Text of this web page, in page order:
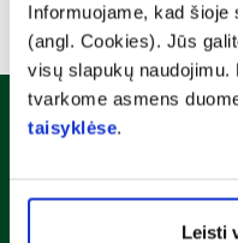
Informuojame, kad šioje
(angl. Cookies). Jūs
visų slapukų naudojimu.
tvarkome asmens
taisyklėse.
Leisti